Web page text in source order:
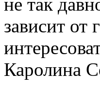
зависит от
Каролина